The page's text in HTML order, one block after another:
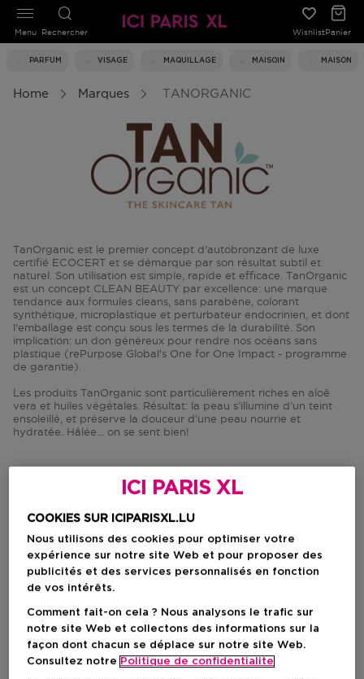
Rechercher WishlistPanier
PARFUM VISAGE MAQUILLAGE MAISOIN MAISON
Menu
Home Marques TANORGANIC
TanOrganic est le premier concept d'autobronzant de luxe
certifié ECOCERT et se démarque par son résultat subtil et
naturel. Son utilisation est simple, rapide et efficace. TanOrganic
est un concept CLEAN BEAUTY par excellence: une marque
tendance aux formules cleans, sans parabène, colorant
synthétique, microplastique et perturbateur endocrinien, et dont
l'emballage est conçu sous les termes de la durabilité. Son
implication: un don généreux pour rendre nos océans sans
plastique (rePurpose Global's One for One Impact - programme
de garantie).
Les produits TanOrganic sont particulièrement riches en aloë
vera et huiles végétales. Résultat: la peau s’illumine d’un teint
ensoleillé, et préserve la douceur d’une peau nourrie et
hydratée. Hâlée… on se sent bien!
ICI PARIS XL
COOKIES SUR ICIPARISXL.LU
Nous utilisons des cookies pour optimiser votre
expérience sur notre site Web et pour proposer des
publicités et des services personnalisés en fonction
de vos intérêts.
Comment fait-on cela ? Nous analysons le trafic sur
notre site Web et collectons des informations sur la
façon dont chacun se déplace sur notre site Web.
Consultez notre Politique de confidentialite